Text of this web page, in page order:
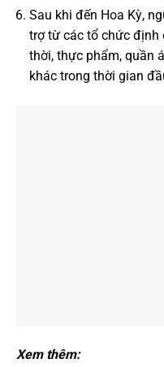
Sau khi đến Hoa Kỳ,
trợ từ các tổ chức định
thời, thực phẩm, quần
khác trong thời gian
Xem thêm: